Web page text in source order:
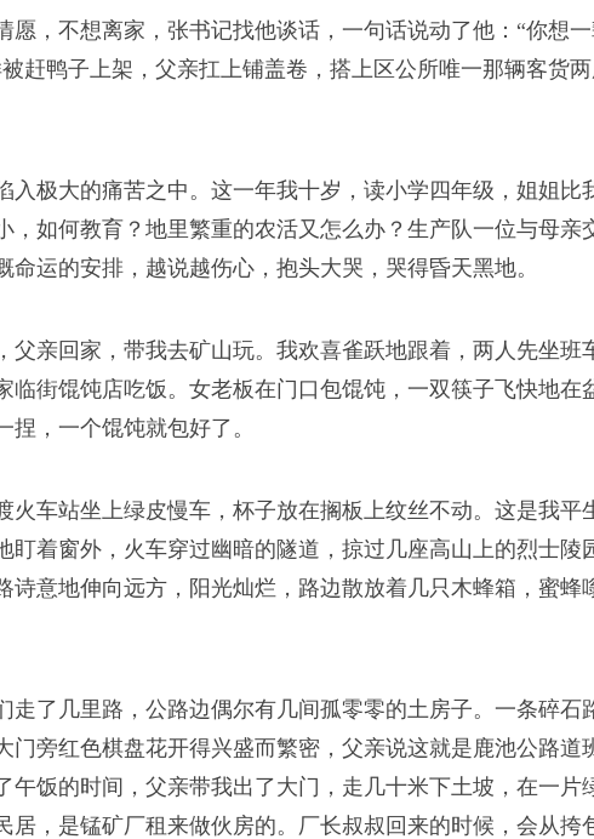
愿，不想离家，张书记找他谈话，一句话说动了他：“你想
赶鸭子上架，父亲扛上铺盖卷，搭上区公所唯一那辆客货
入极大的痛苦之中。这一年我十岁，读小学四年级，姐姐比
，如何教育？地里繁重的农活又怎么办？生产队一位与母亲
命运的安排，越说越伤心，抱头大哭，哭得昏天黑地。
父亲回家，带我去矿山玩。我欢喜雀跃地跟着，两人先坐班
临街馄饨店吃饭。女老板在门口包馄饨，一双筷子飞快地在
捏，一个馄饨就包好了。
火车站坐上绿皮慢车，杯子放在搁板上纹丝不动。这是我平
盯着窗外，火车穿过幽暗的隧道，掠过几座高山上的烈士陵
诗意地伸向远方，阳光灿烂，路边散放着几只木蜂箱，蜜蜂
走了几里路，公路边偶尔有几间孤零零的土房子。一条碎石
门旁红色棋盘花开得兴盛而繁密，父亲说这就是鹿池公路道
午饭的时间，父亲带我出了大门，走几十米下土坡，在一片
居，是锰矿厂租来做伙房的。厂长叔叔回来的时候，会从挎